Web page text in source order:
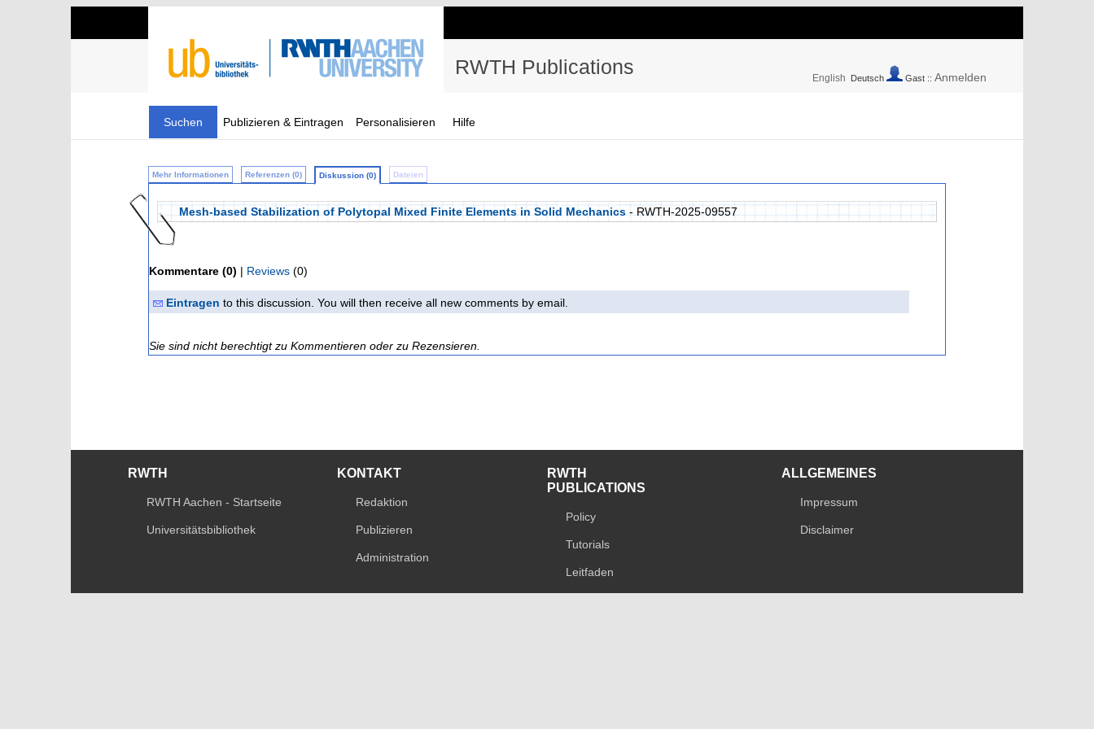
RWTH Publications English Deutsch Gast :: Anmelden
Suchen Publizieren & Eintragen Personalisieren Hilfe
Mehr Informationen Referenzen (0) Diskussion (0) Dateien
Mesh-based Stabilization of Polytopal Mixed Finite Elements in Solid Mechanics - RWTH-2025-09557
Kommentare (0) | Reviews (0)
Eintragen to this discussion. You will then receive all new comments by email.
Sie sind nicht berechtigt zu Kommentieren oder zu Rezensieren.
RWTH
RWTH Aachen - Startseite
Universitätsbibliothek
KONTAKT
Redaktion
Publizieren
Administration
RWTH
PUBLICATIONS
Policy
Tutorials
Leitfaden
ALLGEMEINES
Impressum
Disclaimer